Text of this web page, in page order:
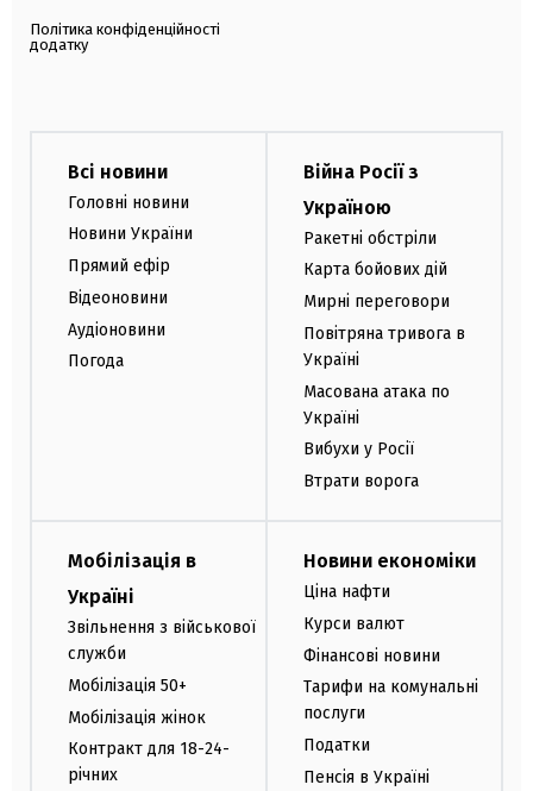
Політика конфіденційності
додатку
Всі новини
Головні новини
Новини України
Прямий ефір
Відеоновини
Аудіоновини
Погода
Війна Росії з
Україною
Ракетні обстріли
Карта бойових дій
Мирні переговори
Повітряна тривога в
Україні
Масована атака по
Україні
Вибухи у Росії
Втрати ворога
Мобілізація в
Україні
Звільнення з військової
служби
Мобілізація 50+
Мобілізація жінок
Контракт для 18-24-
річних
Новини економіки
Ціна нафти
Курси валют
Фінансові новини
Тарифи на комунальні
послуги
Податки
Пенсія в Україні